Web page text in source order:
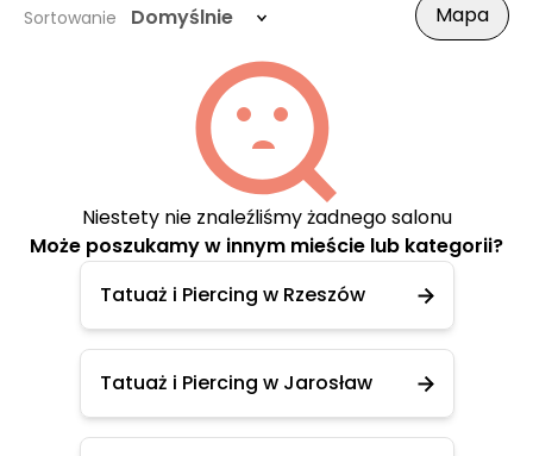
Sortowanie Domyślnie Mapa
Niestety nie znaleźliśmy żadnego salonu
Może poszukamy w innym mieście lub kategorii?
Tatuaż i Piercing w Rzeszów
Tatuaż i Piercing w Jarosław